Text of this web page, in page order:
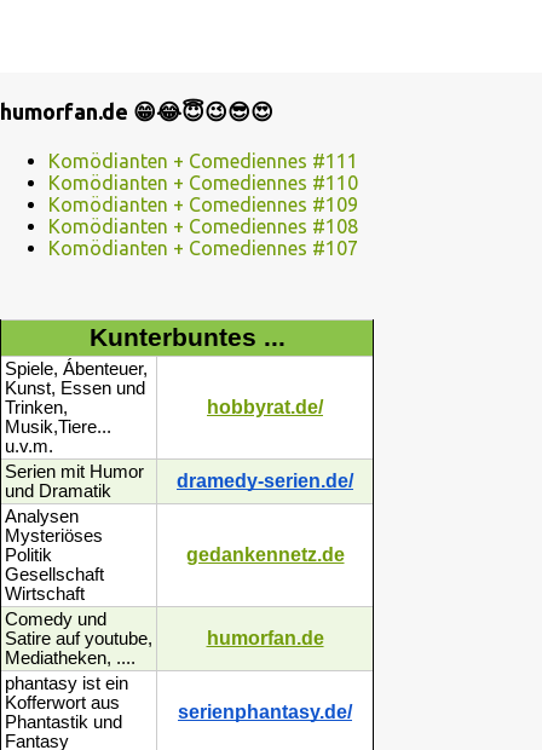
humorfan.de 😁😂😇😉😎😍
Komödianten + Comediennes #111
Komödianten + Comediennes #110
Komödianten + Comediennes #109
Komödianten + Comediennes #108
Komödianten + Comediennes #107
Kunterbuntes ...
Spiele, Ábenteuer,
Kunst, Essen und
Trinken,
Musik,Tiere...
u.v.m.
hobbyrat.de/
Serien mit Humor
und Dramatik
dramedy-serien.de/
Analysen
Mysteriöses
Politik
Gesellschaft
Wirtschaft
gedankennetz.de
Comedy und
Satire auf youtube,
Mediatheken, ....
humorfan.de
phantasy ist ein
Kofferwort aus
Phantastik und
Fantasy
serienphantasy.de/